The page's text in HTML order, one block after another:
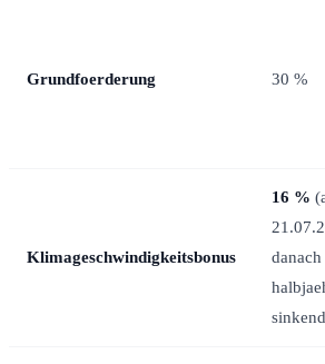
Grundfoerderung 30 %
Klimageschwindigkeitsbonus
16 %
danach